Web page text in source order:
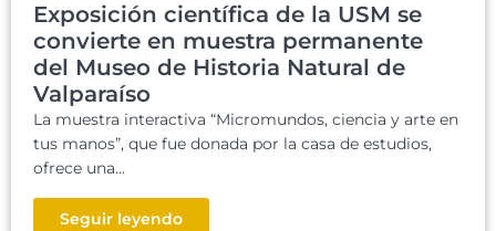
Exposición científica de la USM se
convierte en muestra permanente
del Museo de Historia Natural de
Valparaíso
La muestra interactiva “Micromundos, ciencia y arte en
tus manos”, que fue donada por la casa de estudios,
ofrece una...
Seguir leyendo